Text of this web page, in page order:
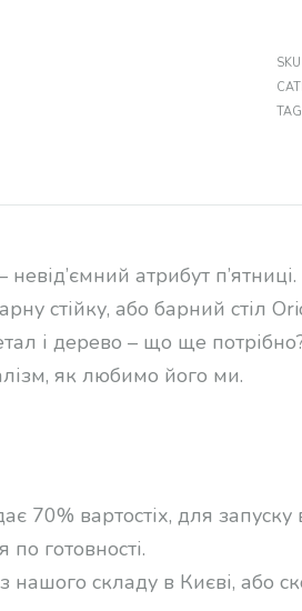
SKU
атрибут
стійку, або барний стіл
і дерево – що ще
як любимо його ми.
70% вартостіх, для запуску
готовності.
складу в Києві, або